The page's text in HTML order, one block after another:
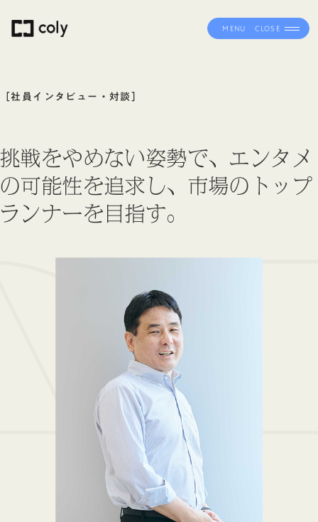
MENU CLOSE
［社員インタビュー・対談］
挑戦をやめない姿勢で、エンタメ
の可能性を追求し、市場のトップ
ランナーを目指す。